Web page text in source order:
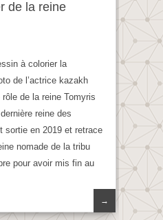
de la reine
à colorier la
de l’actrice kazakh
de la reine Tomyris
reine des
sortie en 2019 et retrace
nomade de la tribu
pour avoir mis fin au
→